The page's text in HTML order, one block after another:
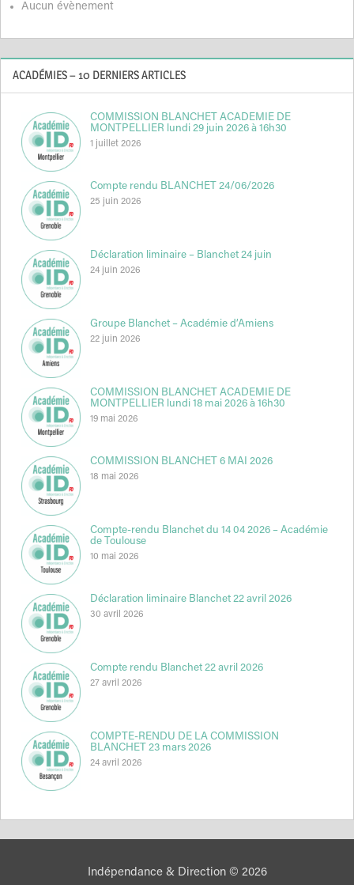
Aucun évènement
ACADÉMIES – 10 DERNIERS ARTICLES
COMMISSION BLANCHET ACADEMIE DE
MONTPELLIER lundi 29 juin 2026 à 16h30
1 juillet 2026
Compte rendu BLANCHET 24/06/2026
25 juin 2026
Déclaration liminaire – Blanchet 24 juin
24 juin 2026
Groupe Blanchet – Académie d’Amiens
22 juin 2026
COMMISSION BLANCHET ACADEMIE DE
MONTPELLIER lundi 18 mai 2026 à 16h30
19 mai 2026
COMMISSION BLANCHET 6 MAI 2026
18 mai 2026
Compte-rendu Blanchet du 14 04 2026 – Académie
de Toulouse
10 mai 2026
Déclaration liminaire Blanchet 22 avril 2026
30 avril 2026
Compte rendu Blanchet 22 avril 2026
27 avril 2026
COMPTE-RENDU DE LA COMMISSION
BLANCHET 23 mars 2026
24 avril 2026
Indépendance & Direction © 2026